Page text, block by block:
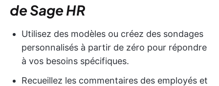
de Sage HR
Utilisez des modèles ou créez des sondages
personnalisés à partir de zéro pour répondre
à vos besoins spécifiques.
Recueillez les commentaires des employés et